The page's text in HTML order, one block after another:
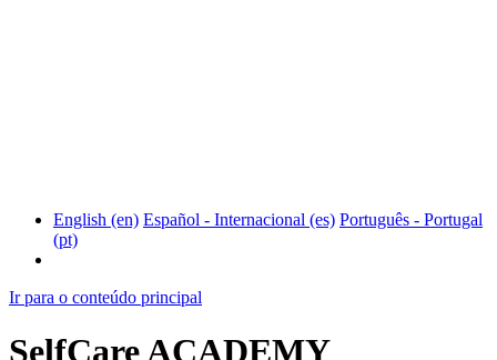
English ‎(en)‎ Español - Internacional ‎(es)‎ Português - Portugal
‎(pt)‎
Ir para o conteúdo principal
SelfCare ACADEMY